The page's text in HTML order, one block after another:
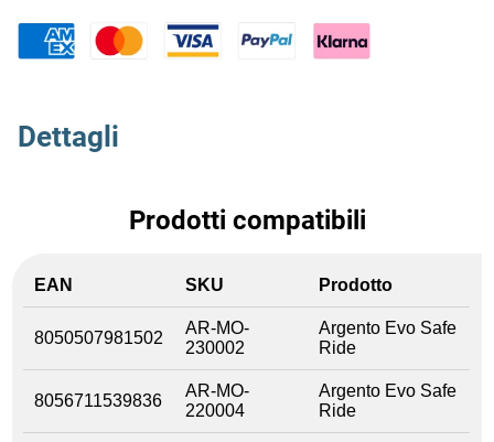
Dettagli
Prodotti compatibili
EAN SKU Prodotto
8050507981502
AR-MO-
230002
Argento Evo Safe
Ride
8056711539836
AR-MO-
220004
Argento Evo Safe
Ride